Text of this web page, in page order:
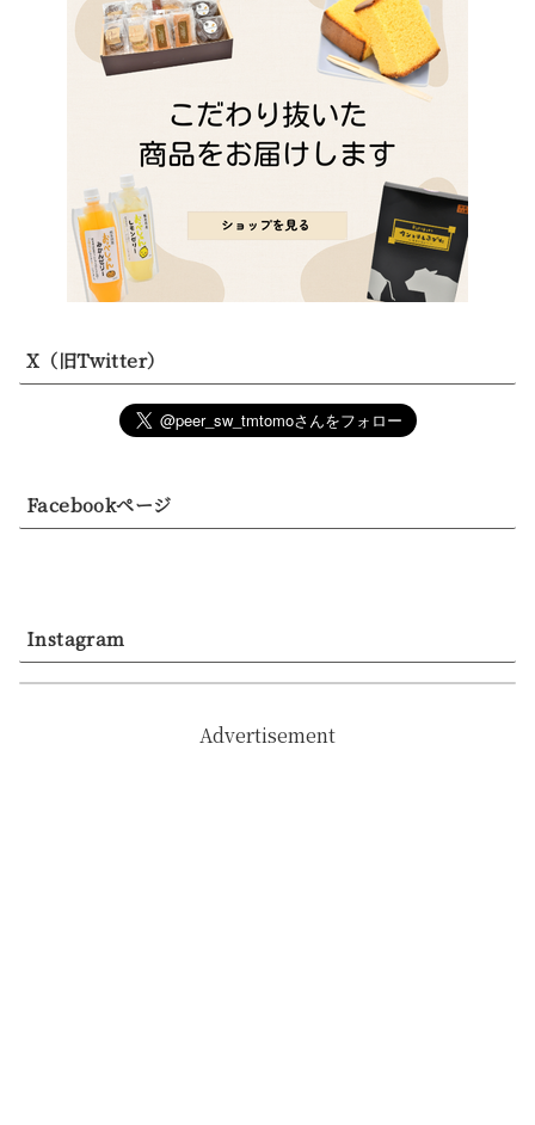
X（旧Twitter）
Facebookページ
Instagram
Advertisement